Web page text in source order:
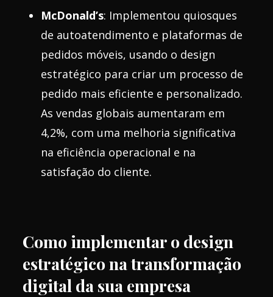
McDonald’s: Implementou quiosques
de autoatendimento e plataformas de
pedidos móveis, usando o design
estratégico para criar um processo de
pedido mais eficiente e personalizado.
As vendas globais aumentaram em
4,2%, com uma melhoria significativa
na eficiência operacional e na
satisfação do cliente.
Como implementar o design
estratégico na transformação
digital da sua empresa